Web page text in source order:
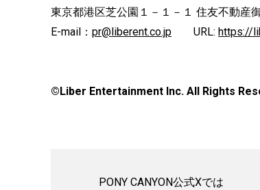
東京都港区芝公園１－１－１ 住友不動産
E-mail： pr@liberent.co.jp URL: https://
©Liber Entertainment Inc. All Rights
PONY CANYON公式Xでは